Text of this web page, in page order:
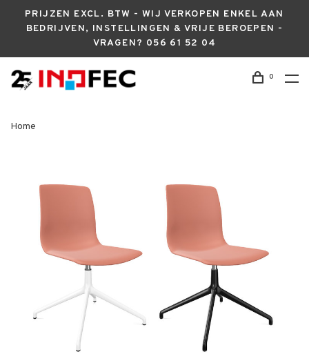
PRIJZEN EXCL. BTW - WIJ VERKOPEN ENKEL AAN
BEDRIJVEN, INSTELLINGEN & VRIJE BEROEPEN -
VRAGEN? 056 61 52 04
0
Home